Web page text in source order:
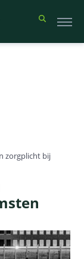
zorgplicht bij